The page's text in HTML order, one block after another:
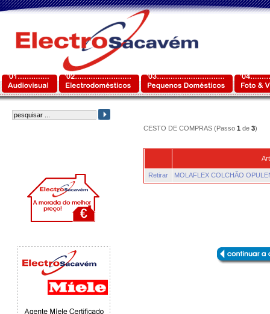
CESTO DE COMPRAS (Passo 1de 3)
Retirar MOLAFLEX COLCHÃO